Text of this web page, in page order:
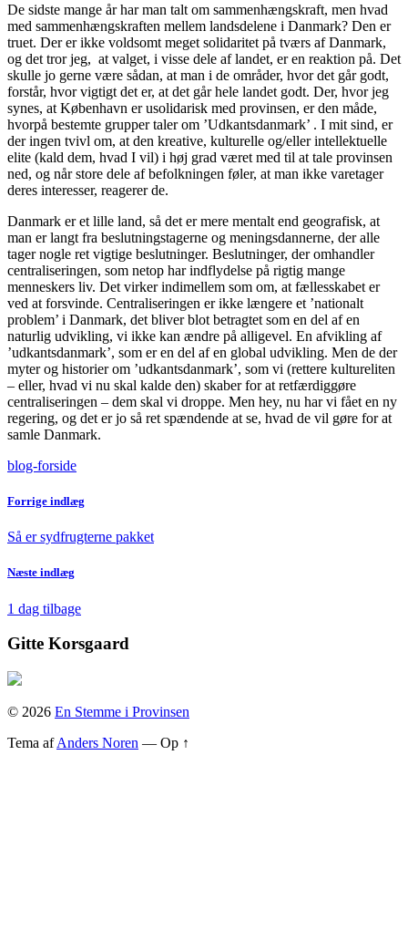
De sidste mange år har man talt om sammenhængskraft, men hvad
med sammenhængskraften mellem landsdelene i Danmark? Den er
truet. Der er ikke voldsomt meget solidaritet på tværs af Danmark,
og det tror jeg, at valget, i visse dele af landet, er en reaktion på. Det
skulle jo gerne være sådan, at man i de områder, hvor det går godt,
forstår, hvor vigtigt det er, at det går hele landet godt. Der, hvor jeg
synes, at København er usolidarisk med provinsen, er den måde,
hvorpå bestemte grupper taler om ’Udkantsdanmark’ . I mit sind, er
der ingen tvivl om, at den kreative, kulturelle og/eller intellektuelle
elite (kald dem, hvad I vil) i høj grad været med til at tale provinsen
ned, og når store dele af befolkningen føler, at man ikke varetager
deres interesser, reagerer de.
Danmark er et lille land, så det er mere mentalt end geografisk, at
man er langt fra beslutningstagerne og meningsdannerne, der alle
tager nogle ret vigtige beslutninger. Beslutninger, der omhandler
centraliseringen, som netop har indflydelse på rigtig mange
menneskers liv. Det virker indimellem som om, at fællesskabet er
ved at forsvinde. Centraliseringen er ikke længere et ’nationalt
problem’ i Danmark, det bliver blot betragtet som en del af en
naturlig udvikling, vi ikke kan ændre på alligevel. En afvikling af
’udkantsdanmark’, som er en del af en global udvikling. Men de der
myter og historier om ’udkantsdanmark’, som vi (rettere kultureliten
– eller, hvad vi nu skal kalde den) skaber for at retfærdiggøre
centraliseringen – dem skal vi droppe. Men hey, nu har vi fået en ny
regering, og det er jo så ret spændende at se, hvad de vil gøre for at
samle Danmark.
blog-forside
Forrige indlæg
Så er sydfrugterne pakket
Næste indlæg
1 dag tilbage
Gitte Korsgaard
© 2026 En Stemme i Provinsen
Tema afAnders Noren — Op ↑